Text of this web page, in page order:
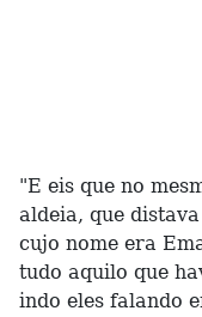
"E eis que no
aldeia, que
cujo nome era
tudo aquilo que
indo eles falando